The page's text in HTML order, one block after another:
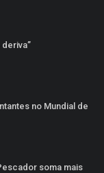
no Mundial de
soma mais